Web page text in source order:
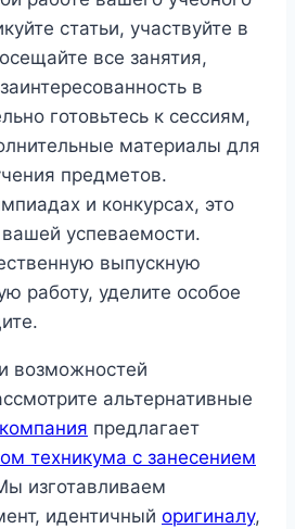
статьи, участвуйте в
все занятия,
в
готовьтесь к сессиям,
материалы для
предметов.
и конкурсах, это
успеваемости.
выпускную
работу, уделите особое
возможностей
альтернативные
компания предлагает
техникума с занесением
изготавливаем
идентичный оригиналу,